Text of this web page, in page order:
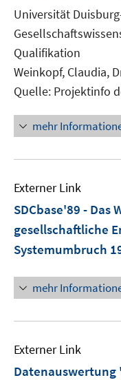
Universität
Qualifikation
Weinkopf, Claudia,
Quelle: Projektinfo
mehr
Externer Link
SDCbase'89 - Das
gesellschaftliche
Systemumbruch
mehr
Externer Link